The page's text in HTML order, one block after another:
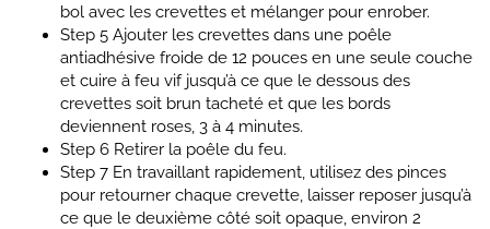
bol avec les crevettes et mélanger pour enrober.
Step 5 Ajouter les crevettes dans une poêle
antiadhésive froide de 12 pouces en une seule couche
et cuire à feu vif jusqu’à ce que le dessous des
crevettes soit brun tacheté et que les bords
deviennent roses, 3 à 4 minutes.
Step 6 Retirer la poêle du feu.
Step 7 En travaillant rapidement, utilisez des pinces
pour retourner chaque crevette, laisser reposer jusqu’à
ce que le deuxième côté soit opaque, environ 2